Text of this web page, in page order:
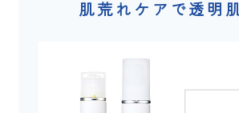
肌荒れケアで透明